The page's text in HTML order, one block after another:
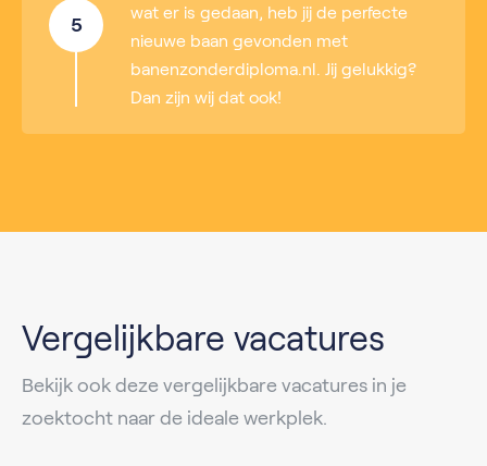
5
wat er is gedaan, heb jij de perfecte
nieuwe baan gevonden met
banenzonderdiploma.nl. Jij gelukkig?
Dan zijn wij dat ook!
Vergelijkbare vacatures
Bekijk ook deze vergelijkbare vacatures in je
zoektocht naar de ideale werkplek.